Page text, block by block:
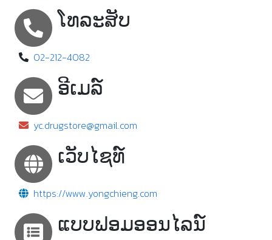
ໂທລະສັບ
02-212-4082
ອີເມລ໌
yc.drugstore@gmail.com
ເວັບໄຊທ໌
https://www.yongchieng.com
ແບບຟອມອອນໄລນ໌